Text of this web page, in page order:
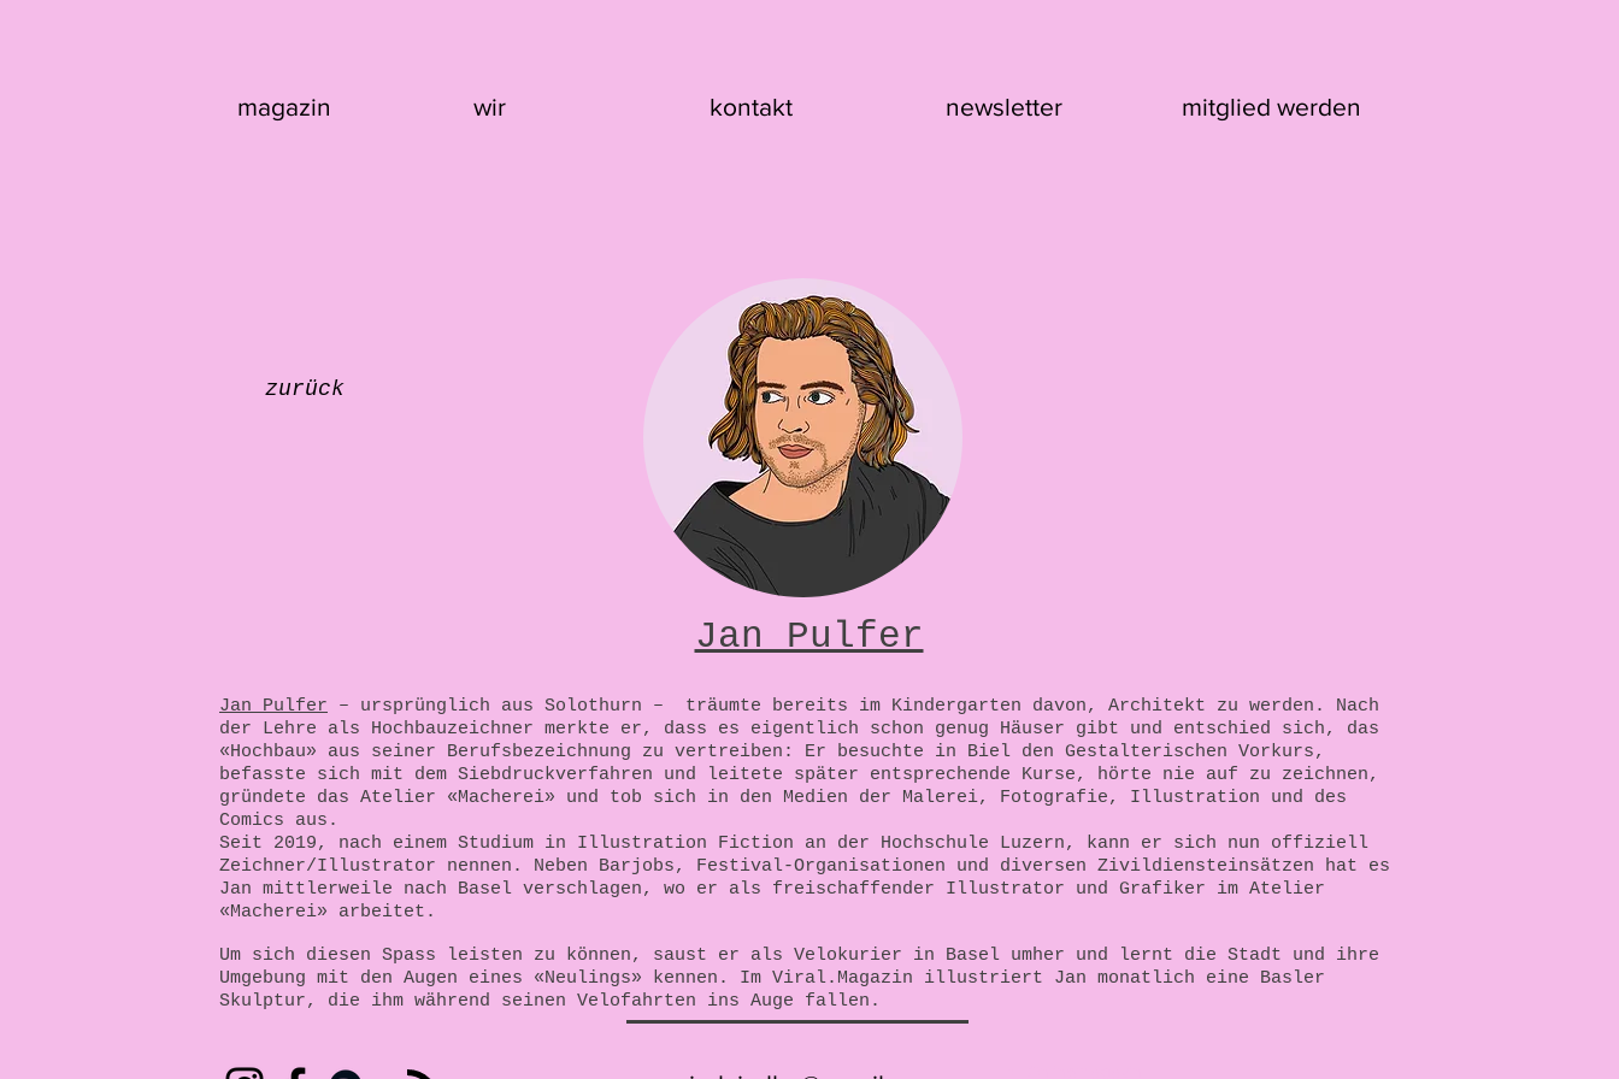
magazin wir kontakt newsletter mitglied werden
zurück
Jan Pulfer
Jan Pulfer – ursprünglich aus Solothurn – träumte bereits im Kindergarten davon, Architekt zu werden. Nach
der Lehre als Hochbauzeichner merkte er, dass es eigentlich schon genug Häuser gibt und entschied sich, das
«Hochbau» aus seiner Berufsbezeichnung zu vertreiben: Er besuchte in Biel den Gestalterischen Vorkurs,
befasste sich mit dem Siebdruckverfahren und leitete später entsprechende Kurse, hörte nie auf zu zeichnen,
gründete das Atelier «Macherei» und tob sich in den Medien der Malerei, Fotografie, Illustration und des
Comics aus.
Seit 2019, nach einem Studium in Illustration Fiction an der Hochschule Luzern, kann er sich nun offiziell
Zeichner/Illustrator nennen. Neben Barjobs, Festival-Organisationen und diversen Zivildiensteinsätzen hat es
Jan mittlerweile nach Basel verschlagen, wo er als freischaffender Illustrator und Grafiker im Atelier
«Macherei» arbeitet.
Um sich diesen Spass leisten zu können, saust er als Velokurier in Basel umher und lernt die Stadt und ihre
Umgebung mit den Augen eines «Neulings» kennen. Im Viral.Magazin illustriert Jan monatlich eine Basler
Skulptur, die ihm während seinen Velofahrten ins Auge fallen.